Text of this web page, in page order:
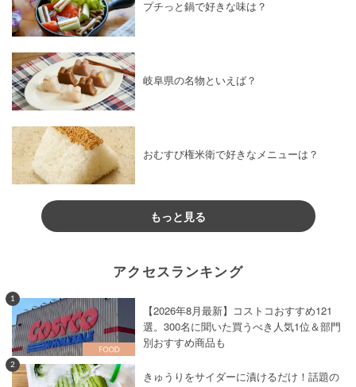
プチっと鍋で好きな味は？
岐阜県の名物といえば？
おむすび権米衛で好きなメニューは？
もっと見る
アクセスランキング
1
【2026年8月最新】コストコおすすめ121
選。300名に聞いた買うべき人気1位＆部門
別おすすめ商品も
2
きゅうりをサイダーに漬けるだけ！話題の